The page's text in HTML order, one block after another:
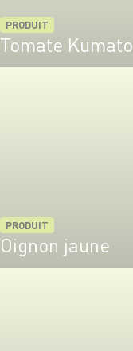
PRODUIT
Tomate Kumato
PRODUIT
Oignon jaune